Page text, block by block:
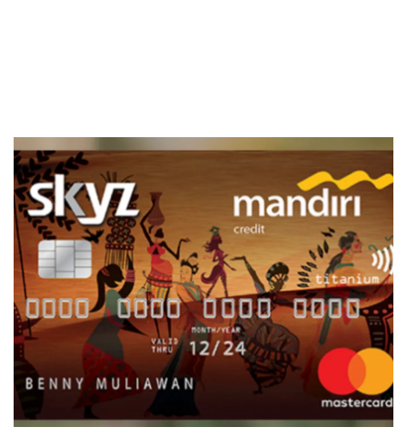
Exchange
Asuransi
Asuransi Jiwa
Asuransi Kesehatan
Asuransi Syariah